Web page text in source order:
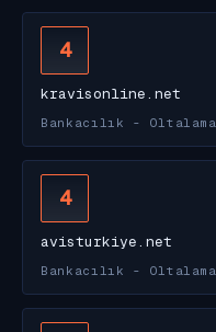
4
kravisonline.net
Bankacılık - Oltalama
4
avisturkiye.net
Bankacılık - Oltalama